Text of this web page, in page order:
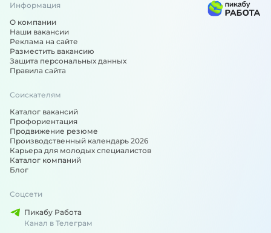
Вакансии по специальности: Машинист - подобрали
Информация
О компании
Наши вакансии
Реклама на сайте
Разместить вакансию
Защита персональных данных
Правила сайта
Соискателям
Каталог вакансий
Профориентация
Продвижение резюме
Производственный календарь 2026
Карьера для молодых специалистов
Каталог компаний
Блог
Соцсети
Пикабу Работа
Канал в Телеграм